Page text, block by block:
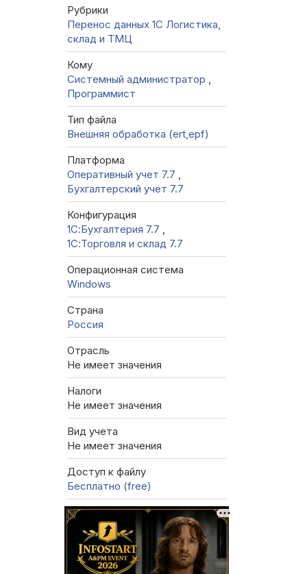
Рубрики
Перенос данных 1C Логистика,
склад и ТМЦ
Кому
Системный администратор ,
Программист
Тип файла
Внешняя обработка (ert,epf)
Платформа
Оперативный учет 7.7 ,
Бухгалтерский учет 7.7
Конфигурация
1С:Бухгалтерия 7.7 ,
1С:Торговля и склад 7.7
Операционная система
Windows
Страна
Россия
Отрасль
Не имеет значения
Налоги
Не имеет значения
Вид учета
Не имеет значения
Доступ к файлу
Бесплатно (free)